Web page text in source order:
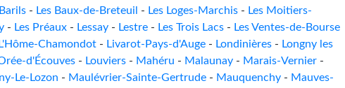
- Les Baux-de-Breteuil - Les Loges-Marchis - Les Moitiers-
- Les Préaux - Lessay - Lestre - Les Trois Lacs - Les Ventes-de-Bourse
L'Hôme-Chamondot - Livarot-Pays-d'Auge - Londinières - Longny les
d'Écouves - Louviers - Mahéru - Malaunay - Marais-Vernier -
Le-Lozon - Maulévrier-Sainte-Gertrude - Mauquenchy - Mauves-